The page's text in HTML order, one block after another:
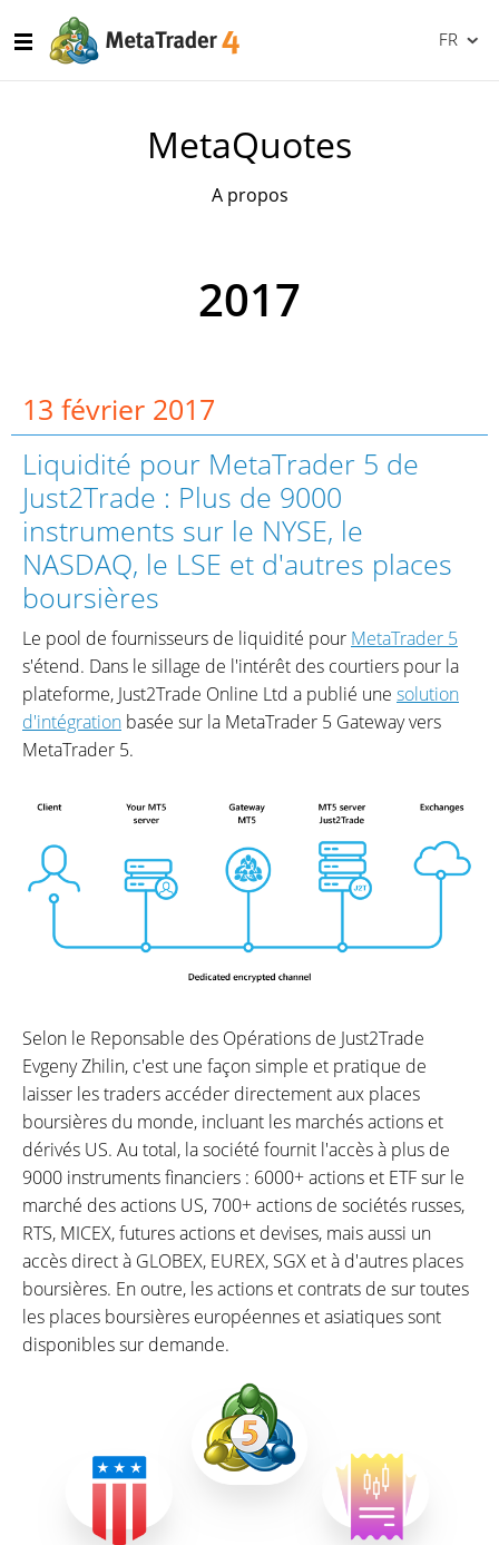
FR
MetaQuotes
A propos
2017
13 février 2017
Liquidité pour MetaTrader 5 de
Just2Trade : Plus de 9000
instruments sur le NYSE, le
NASDAQ, le LSE et d'autres places
boursières
Le pool de fournisseurs de liquidité pour MetaTrader 5
s'étend. Dans le sillage de l'intérêt des courtiers pour la
plateforme, Just2Trade Online Ltd a publié une solution
d'intégration basée sur la MetaTrader 5 Gateway vers
MetaTrader 5.
Selon le Reponsable des Opérations de Just2Trade
Evgeny Zhilin, c'est une façon simple et pratique de
laisser les traders accéder directement aux places
boursières du monde, incluant les marchés actions et
dérivés US. Au total, la société fournit l'accès à plus de
9000 instruments financiers : 6000+ actions et ETF sur le
marché des actions US, 700+ actions de sociétés russes,
RTS, MICEX, futures actions et devises, mais aussi un
accès direct à GLOBEX, EUREX, SGX et à d'autres places
boursières. En outre, les actions et contrats de sur toutes
les places boursières européennes et asiatiques sont
disponibles sur demande.